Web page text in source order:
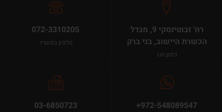
רח' זבוטינסקי 9, מגדל
הכשרת היישוב, בני ברק
כתובתנו
072-3310205
טלפון במשרד
+972-548089547
03-6850723